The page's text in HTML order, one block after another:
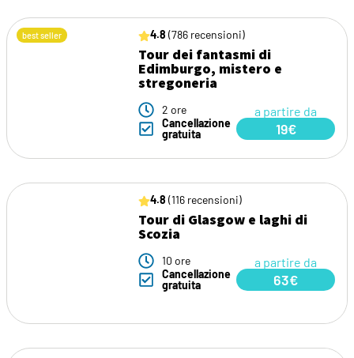
best seller 4.8 (786 recensioni)
Tour dei fantasmi di
Edimburgo, mistero e
stregoneria
2 ore
Cancellazione
gratuita
a partire da
19€
4.8 (116 recensioni)
Tour di Glasgow e laghi di
Scozia
10 ore
Cancellazione
gratuita
a partire da
63€